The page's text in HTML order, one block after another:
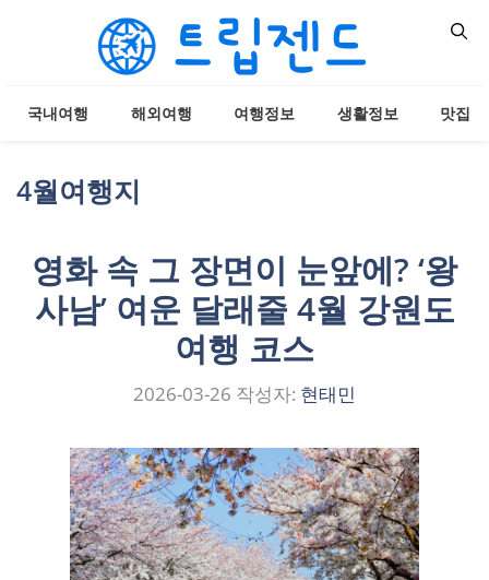
기
국내여행 해외여행 여행정보 생활정보 맛집
4월여행지
영화 속 그 장면이 눈앞에? ‘왕
사남’ 여운 달래줄 4월 강원도
여행 코스
2026-03-26 작성자: 현태민